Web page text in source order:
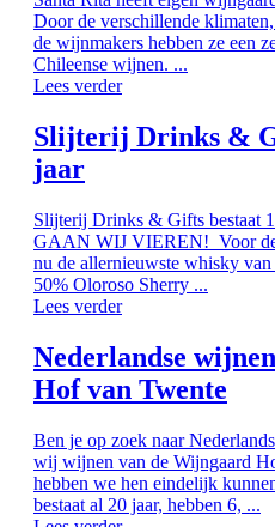
Door de verschillende
de wijnmakers hebben ze een
Chileense wijnen. ...
Lees verder
Slijterij Drinks &
jaar
Slijterij Drinks & Gifts bestaat
GAAN WIJ VIEREN! Voor
nu de allernieuwste whisky
50% Oloroso Sherry ...
Lees verder
Nederlandse
Hof van Twente
Ben je op zoek naar
wij wijnen van de Wijngaard
hebben we hen eindelijk
bestaat al 20 jaar, hebben 6, ...